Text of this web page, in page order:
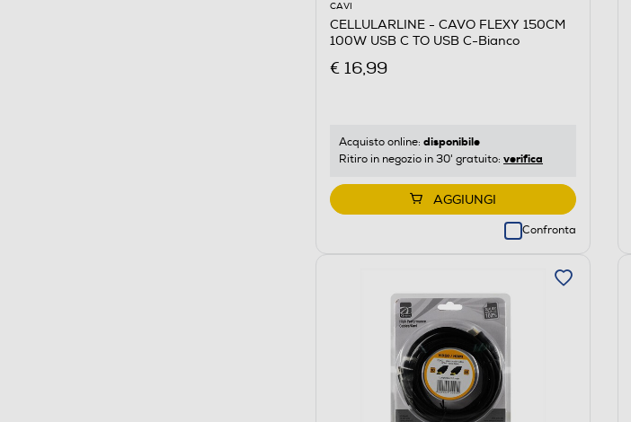
CAVI
CELLULARLINE - CAVO FLEXY 150CM
100W USB C TO USB C-Bianco
€ 16,99
Acquisto online: disponibile
Ritiro in negozio in 30' gratuito: verifica
AGGIUNGI
Confronta